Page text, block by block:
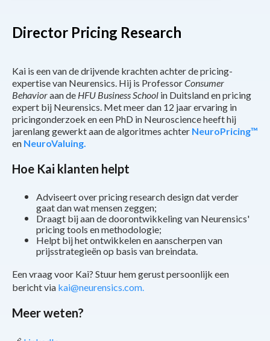
Director Pricing Research
Kai is een van de drijvende krachten achter de pricing-
expertise van Neurensics. Hij is ProfessorConsumer
Behavioraan de HFU Business School in Duitsland en pricing
expert bij Neurensics. Met meer dan 12 jaar ervaring in
pricingonderzoek en een PhD in Neuroscience heeft hij
jarenlang gewerkt aan de algoritmes achter NeuroPricing™
en NeuroValuing.
Hoe Kai klanten helpt
Adviseert over pricing research design dat verder
gaat dan wat mensen zeggen;
Draagt bij aan de doorontwikkeling van Neurensics'
pricing tools en methodologie;
Helpt bij het ontwikkelen en aanscherpen van
prijsstrategieën op basis van breindata.
Een vraag voor Kai? Stuur hem gerust persoonlijk een
bericht via kai@neurensics.com.
Meer weten?